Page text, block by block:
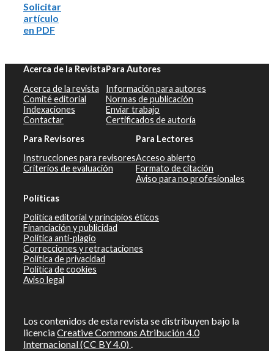
Solicitar
artículo
en PDF
Acerca de la Revista
Acerca de la revista
Comité editorial
Indexaciones
Contactar
Para Autores
Información para autores
Normas de publicación
Enviar trabajo
Certificados de autoría
Para Revisores
Instrucciones para revisores
Criterios de evaluación
Para Lectores
Acceso abierto
Formato de citación
Aviso para no profesionales
Políticas
Política editorial y principios éticos
Financiación y publicidad
Política anti-plagio
Correcciones y retractaciones
Política de privacidad
Política de cookies
Aviso legal
Los contenidos de esta revista se distribuyen bajo la
licenciaCreative Commons Atribución 4.0
Internacional (CC BY 4.0) .